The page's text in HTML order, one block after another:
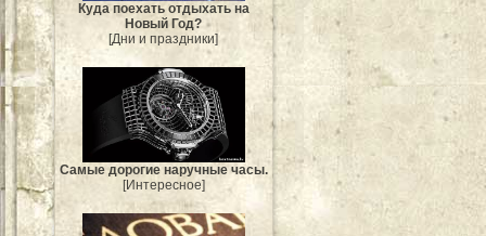
Куда поехать отдыхать на
Новый Год?
[Дни и праздники]
Самые дорогие наручные часы.
[Интересное]